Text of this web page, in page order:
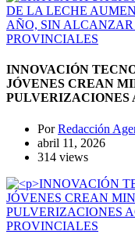
PROVINCIALES
INNOVACIÓN
JÓVENES CREAN
PULVERIZACIONES
PorRedacción
abril 11, 2026
314 views
PROVINCIALES